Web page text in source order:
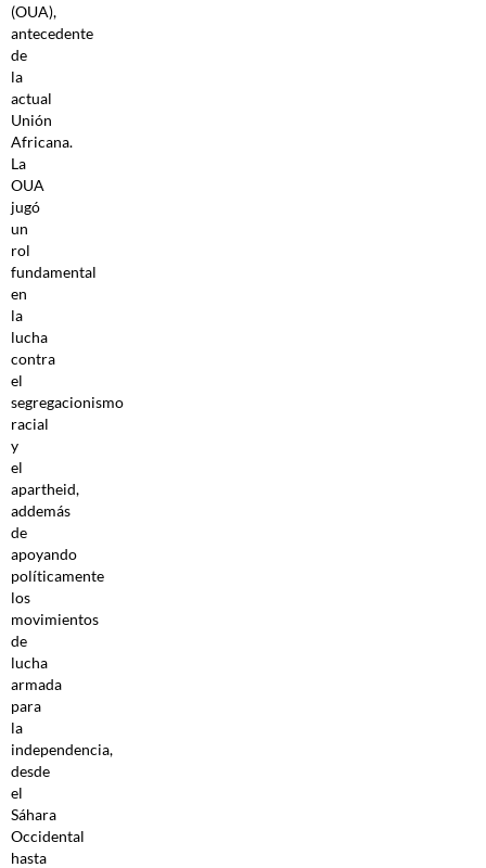
(OUA),
antecedente
de
la
actual
Unión
Africana.
La
OUA
jugó
un
rol
fundamental
en
la
lucha
contra
el
segregacionismo
racial
y
el
apartheid,
addemás
de
apoyando
políticamente
los
movimientos
de
lucha
armada
para
la
independencia,
desde
el
Sáhara
Occidental
hasta